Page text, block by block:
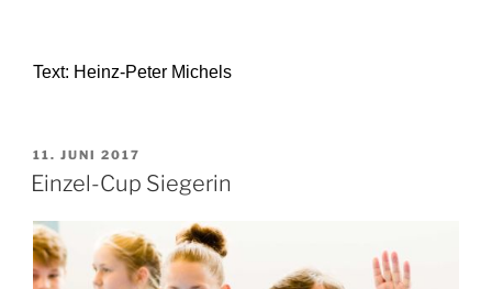
Text: Heinz-Peter Michels
VERÖFFENTLICHT
AM
11. JUNI 2017
Einzel-Cup Siegerin